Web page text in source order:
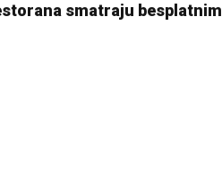
smatraju besplatnim